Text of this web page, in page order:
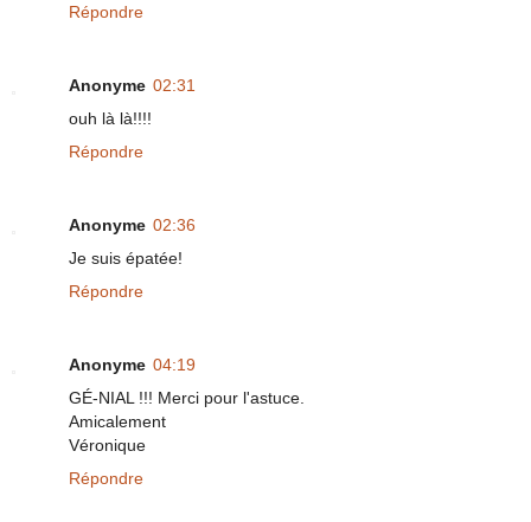
Répondre
Anonyme 02:31
ouh là là!!!!
Répondre
Anonyme 02:36
Je suis épatée!
Répondre
Anonyme 04:19
GÉ-NIAL !!! Merci pour l'astuce.
Amicalement
Véronique
Répondre